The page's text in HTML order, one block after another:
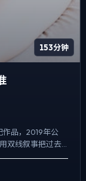
153分钟
作品，2019年公
双线叙事把过去
点背后仍有...